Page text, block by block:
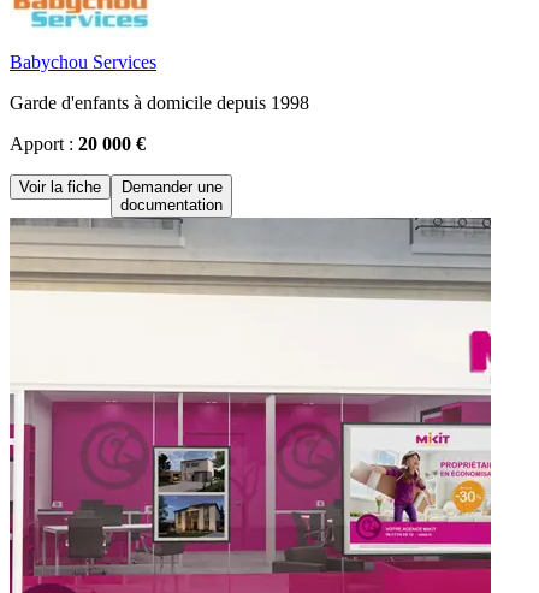
Babychou Services
Garde d'enfants à domicile depuis 1998
Apport : 20 000 €
Voir la fiche
Demander une
documentation